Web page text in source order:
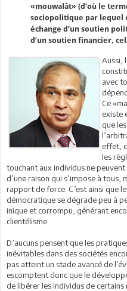
«mouwalât» (d’où le
sociopolitique par lequel
échange d’un soutien
d’un soutien financier,
Aussi,
avec
Ce
existe
que
effet,
les
touchant aux individus ne
d’une raison qui s’impose à tous,
rapport de force. C’est ainsi que
démocratique se dégrade peu à
inique et corrompu, générant
clientélisme.
D’aucuns pensent que les
inévitables dans des sociétés
pas atteint un stade avancé de
escomptent donc que le
de libérer les individus de